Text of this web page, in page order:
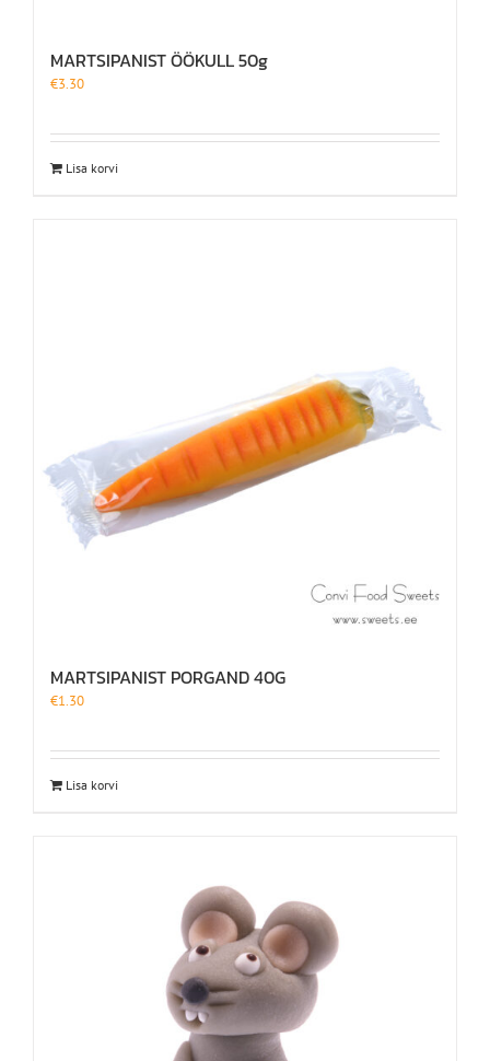
MARTSIPANIST ÖÖKULL 50g
€3.30
Lisa korvi
MARTSIPANIST PORGAND 40G
€1.30
Lisa korvi